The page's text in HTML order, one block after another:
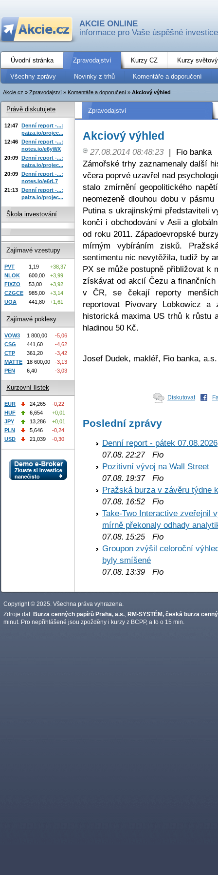
AKCIE ONLINE
informace pro Vaše úspěšné investice
Úvodní stránka Zpravodajství Kurzy CZ Kurzy
Všechny zprávy Novinky z trhů Komentáře a doporučení
Akcie.cz » Zpravodajství » Komentáře a doporučení » Akciový výhled
Zpravodajství
Akciový výhled
27.08.2014 08:48:23 |
Fio banka
Zámořské trhy zaznamenaly další
včera poprvé uzavřel nad
stalo zmírnění geopolitického
neomezeně dlouhou dobu v
Putina s ukrajinskými představiteli
končí i obchodování v Asii a
od roku 2011. Západoevropské
mírným vybíráním zisků.
sentimentu nic nevytěžila, tudíž by
PX se může postupně přibližovat k
získávat od akcií Čezu a
v ČR, se čekají reporty
reportovat Pivovary Lobkowicz
historická maxima US trhů k růstu
hladinou 50 Kč.
Josef Dudek, makléř, Fio banka, a.s.
Diskutovat
Poslední zprávy
Denní report - pátek 07.08.2026
07.08. 22:27Fio
Pozitivní vývoj na Wall Street
07.08. 19:37Fio
Pražská burza v závěru týdne
07.08. 16:52 Fio
Take-Two Interactive zveřejnil
mírně překonaly odhady
07.08. 15:25 Fio
Groupon zvýšil celoroční
byly smíšené
07.08. 13:39 Fio
Právě diskutujete
12:47 Denní report -...:
paiza.io/projec...
12:46 Denní report -...:
notes.io/e6yWX
20:09 Denní report -...:
paiza.io/projec...
20:09 Denní report -...:
notes.io/e6rL7
21:13 Denní report -...:
paiza.io/projec...
Škola investování
Zajímavé vzestupy
PVT 1,19
+38,37
NLOK
600,00
+3,99
FIXZO
53,00
+3,92
CZGCE
985,00
+3,14
UQA
441,80 +1,61
Zajímavé poklesy
VOW3 1 800,00
-5,06
CSG
441,60
-4,62
CTP
361,20
-3,42
MATTE
18 600,00
-3,13
PEN
6,40 -3,03
Kurzovní lístek
EUR 24,265
-0,22
HUF
6,654
+0,01
JPY
13,286
+0,01
PLN
5,646
-0,24
USD
21,039 -0,30
Copyright © 2025. Všechna práva vyhrazena.
Zdroje dat: Burza cenných papírů Praha, a.s., RM-SYSTÉM, česká burza
minut. Pro nepřihlášené jsou zpožděny i kurzy z BCPP, a to o 15 min.